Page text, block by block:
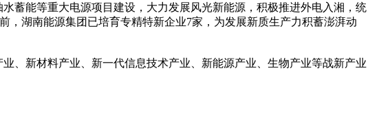
能等重大电源项目建设，大力发展风光新能源，积极推进外电入湘，统
湖南能源集团已培育专精特新企业7家，为发展新质生产力积蓄澎湃动
、新材料产业、新一代信息技术产业、新能源产业、生物产业等战新产业